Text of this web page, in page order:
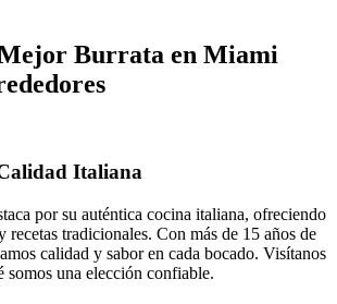
Burrata en Miami
Italiana
por su auténtica cocina italiana, ofreciendo
recetas tradicionales. Con más de 15 años de
calidad y sabor en cada bocado. Visítanos
somos una elección confiable.